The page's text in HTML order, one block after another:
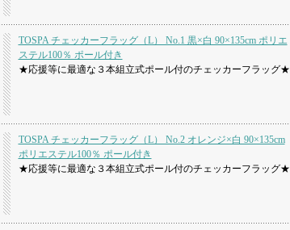
TOSPA チェッカーフラッグ（L） No.1 黒×白 90×135cm ポリエ
ステル100％ ポール付き
★応援等に最適な３本組立式ポール付のチェッカーフラッグ★
TOSPA チェッカーフラッグ（L） No.2 オレンジ×白 90×135cm
ポリエステル100％ ポール付き
★応援等に最適な３本組立式ポール付のチェッカーフラッグ★